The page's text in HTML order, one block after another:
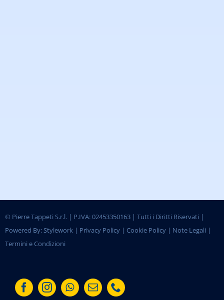
© Pierre Tappeti S.r.l. | P.IVA: 02453350163 | Tutti i Diritti Riservati |
Powered By:Stylework| Privacy Policy| Cookie Policy| Note Legali |
Termini e Condizioni